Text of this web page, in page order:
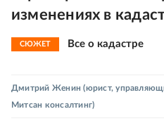
изменениях в
СЮЖЕТ Все о кадастре
Дмитрий Женин (юрист,
Митсан консалтинг)